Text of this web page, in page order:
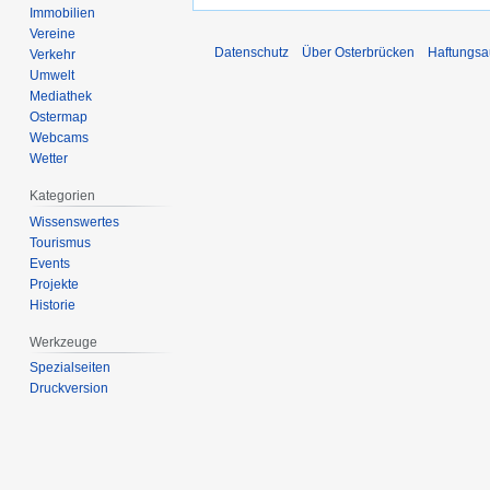
Immobilien
Vereine
Verkehr
Umwelt
Mediathek
Ostermap
Webcams
Wetter
Kategorien
Wissenswertes
Tourismus
Events
Projekte
Historie
Werkzeuge
Spezialseiten
Druckversion
Datenschutz Über Osterbrücken